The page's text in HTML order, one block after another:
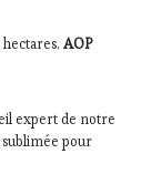
hectares.AOP
expert de notre
pour